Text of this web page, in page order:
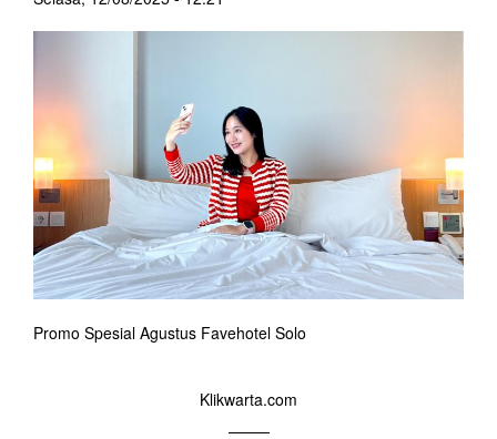
Promo Spesial Agustus Favehotel Solo
Klikwarta.com